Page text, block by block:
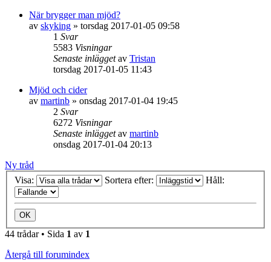
När brygger man mjöd?
av skyking » torsdag 2017-01-05 09:58
1 Svar
5583 Visningar
Senaste inläggetav Tristan
torsdag 2017-01-05 11:43
Mjöd och cider
av martinb » onsdag 2017-01-04 19:45
2 Svar
6272 Visningar
Senaste inläggetav martinb
onsdag 2017-01-04 20:13
Ny tråd
Visa:
Sortera efter: Håll:
44 trådar • Sida 1 av 1
Återgå till forumindex